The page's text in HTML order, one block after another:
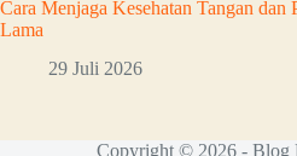
Cara Menjaga Kesehatan Tangan dan
Lama
29 Juli 2026
Copyright © 2026 - Blog